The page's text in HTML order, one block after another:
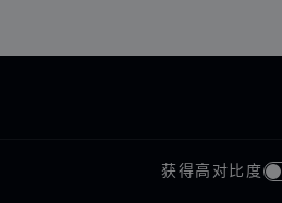
获得高对比度